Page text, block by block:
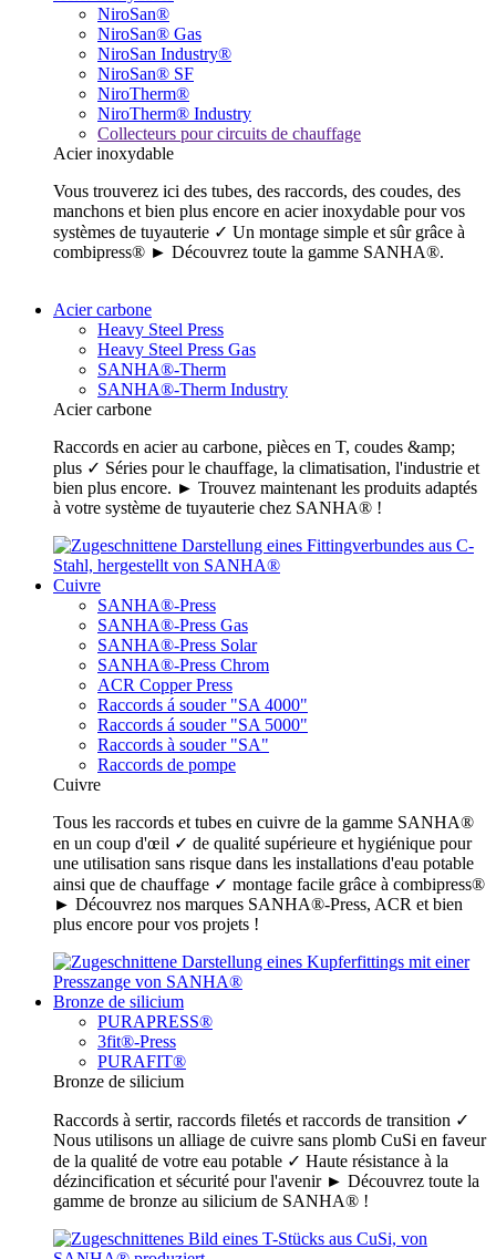
NiroSan®
NiroSan® Gas
NiroSan Industry®
NiroSan® SF
NiroTherm®
NiroTherm® Industry
Collecteurs pour circuits de chauffage
Acier inoxydable
Vous trouverez ici des tubes, des raccords, des coudes, des
manchons et bien plus encore en acier inoxydable pour vos
systèmes de tuyauterie ✓ Un montage simple et sûr grâce à
combipress® ► Découvrez toute la gamme SANHA®.
Acier carbone
Heavy Steel Press
Heavy Steel Press Gas
SANHA®-Therm
SANHA®-Therm Industry
Acier carbone
Raccords en acier au carbone, pièces en T, coudes &amp;
plus ✓ Séries pour le chauffage, la climatisation, l'industrie et
bien plus encore. ► Trouvez maintenant les produits adaptés
à votre système de tuyauterie chez SANHA® !
Cuivre
SANHA®-Press
SANHA®-Press Gas
SANHA®-Press Solar
SANHA®-Press Chrom
ACR Copper Press
Raccords á souder "SA 4000"
Raccords á souder "SA 5000"
Raccords à souder "SA"
Raccords de pompe
Cuivre
Tous les raccords et tubes en cuivre de la gamme SANHA®
en un coup d'œil ✓ de qualité supérieure et hygiénique pour
une utilisation sans risque dans les installations d'eau potable
ainsi que de chauffage ✓ montage facile grâce à combipress®
► Découvrez nos marques SANHA®-Press, ACR et bien
plus encore pour vos projets !
Bronze de silicium
PURAPRESS®
3fit®-Press
PURAFIT®
Bronze de silicium
Raccords à sertir, raccords filetés et raccords de transition ✓
Nous utilisons un alliage de cuivre sans plomb CuSi en faveur
de la qualité de votre eau potable ✓ Haute résistance à la
dézincification et sécurité pour l'avenir ► Découvrez toute la
gamme de bronze au silicium de SANHA® !